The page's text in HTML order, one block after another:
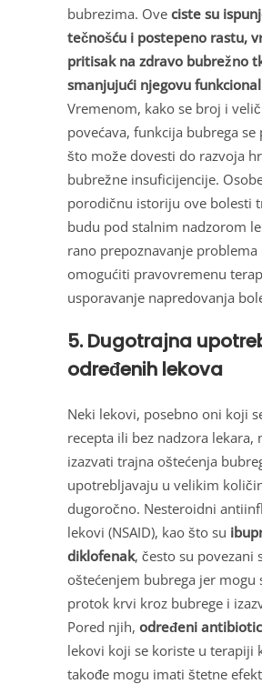
bubrezima. Ove ciste su
tečnošću i postepeno rastu,
pritisak na zdravo bubrežno
smanjujući njegovu
Vremenom, kako se broj i
povećava, funkcija bubrega se
što može dovesti do razvoja
bubrežne insuficijencije.
porodičnu istoriju ove bolesti
budu pod stalnim nadzorom
rano prepoznavanje problema
omogućiti pravovremenu
usporavanje napredovanja
5. Dugotrajna
određenih lekova
Neki lekovi, posebno oni koji
recepta ili bez nadzora lekara,
izazvati trajna oštećenja
upotrebljavaju u velikim
dugoročno. Nesteroidni
lekovi (NSAID), kao što su
diklofenak, često su povezani
oštećenjem bubrega jer mogu
protok krvi kroz bubrege i
Pored njih, određeni
lekovi koji se koriste u terapiji
takođe mogu imati štetne